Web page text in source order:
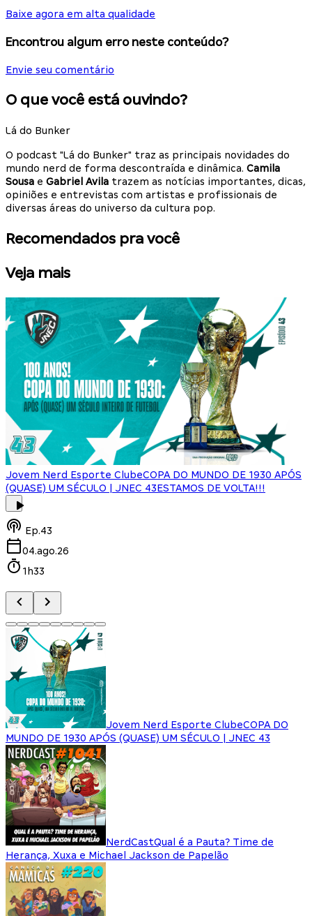
Baixe agora em alta qualidade
Encontrou algum erro neste conteúdo?
Envie seu comentário
O que você está ouvindo?
Lá do Bunker
O podcast "Lá do Bunker" traz as principais novidades do
mundo nerd de forma descontraída e dinâmica. Camila
Sousa e Gabriel Avila trazem as notícias importantes, dicas,
opiniões e entrevistas com artistas e profissionais de
diversas áreas do universo da cultura pop.
Recomendados pra você
Veja mais
Jovem Nerd Esporte ClubeCOPA DO MUNDO DE 1930 APÓS
(QUASE) UM SÉCULO | JNEC 43ESTAMOS DE VOLTA!!!
Ep.43
04.ago.26
1h33
Jovem Nerd Esporte ClubeCOPA DO
MUNDO DE 1930 APÓS (QUASE) UM SÉCULO | JNEC 43
NerdCastQual é a Pauta? Time de
Herança, Xuxa e Michael Jackson de Papelão